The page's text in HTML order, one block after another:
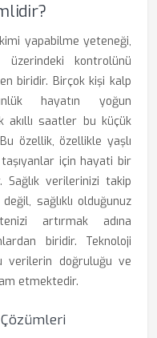
yapabilme yeteneği,
kontrolünü
biridir. Birçok kişi kalp
hayatın yoğun
akıllı saatler bu küçük
özellik, özellikle yaşlı
için hayati bir
verilerinizi takip
sağlıklı olduğunuz
artırmak adına
biridir. Teknoloji
verilerin doğruluğu ve
etmektedir.
Çözümleri